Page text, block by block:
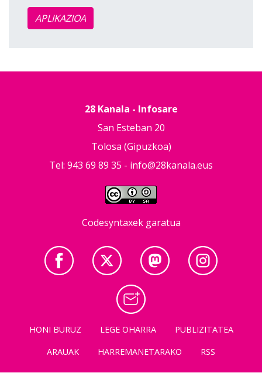
APLIKAZIOA
28 Kanala - Infosare
San Esteban 20
Tolosa (Gipuzkoa)
Tel: 943 69 89 35 - info@28kanala.eus
Codesyntaxek garatua
HONI BURUZ LEGE OHARRA
PUBLIZITATEA
ARAUAK
HARREMANETARAKO RSS